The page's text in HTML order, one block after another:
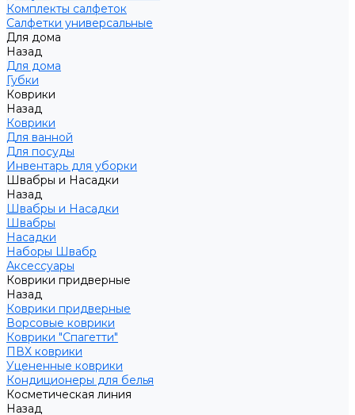
Комплекты салфеток
Салфетки универсальные
Для дома
Назад
Для дома
Губки
Коврики
Назад
Коврики
Для ванной
Для посуды
Инвентарь для уборки
Швабры и Насадки
Назад
Швабры и Насадки
Швабры
Насадки
Наборы Швабр
Аксессуары
Коврики придверные
Назад
Коврики придверные
Ворсовые коврики
Коврики "Спагетти"
ПВХ коврики
Уцененные коврики
Кондиционеры для белья
Косметическая линия
Назад